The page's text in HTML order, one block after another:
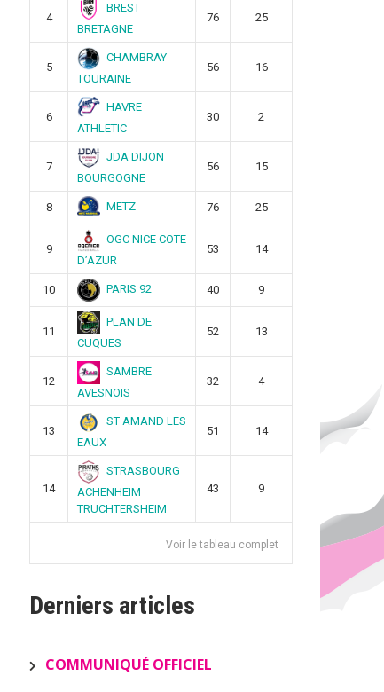
4
BREST
BRETAGNE
76 25
5
CHAMBRAY
TOURAINE
56 16
6
HAVRE
ATHLETIC
30 2
7
JDA DIJON
BOURGOGNE
56 15
8 METZ 76 25
9
OGC NICE COTE
D’AZUR
53 14
10 PARIS 92 40 9
11
PLAN DE
CUQUES
52 13
12
SAMBRE
AVESNOIS
32 4
13
ST AMAND LES
EAUX
51 14
14
STRASBOURG
ACHENHEIM
TRUCHTERSHEIM
43 9
Voir le tableau complet
Derniers articles
COMMUNIQUÉ OFFICIEL